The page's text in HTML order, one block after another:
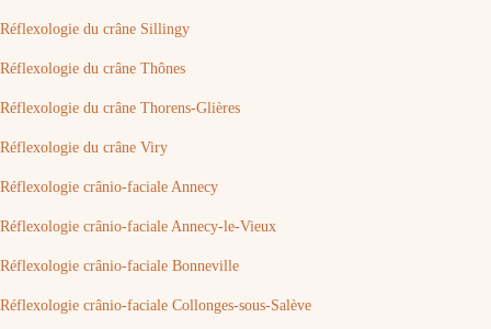
Réflexologie du crâne Sillingy
Réflexologie du crâne Thônes
Réflexologie du crâne Thorens-Glières
Réflexologie du crâne Viry
Réflexologie crânio-faciale Annecy
Réflexologie crânio-faciale Annecy-le-Vieux
Réflexologie crânio-faciale Bonneville
Réflexologie crânio-faciale Collonges-sous-Salève